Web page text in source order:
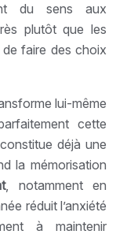
du sens aux
plutôt que les
de faire des choix
lui-même
cette
déjà une
la mémorisation
, notamment en
réduit l’anxiété
à maintenir